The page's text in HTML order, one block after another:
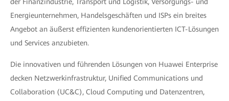
Energieunternehmen, Handelsgeschäften und ISPs ein breites
Angebot an äußerst effizienten kundenorientierten ICT-Lösungen
und Services anzubieten.
Die innovativen und führenden Lösungen von Huawei Enterprise
decken Netzwerkinfrastruktur, Unified Communications und
Collaboration (UC&C), Cloud Computing und Datenzentren,